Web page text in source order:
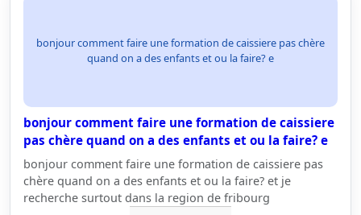
bonjour comment faire une formation de caissiere pas chère
quand on a des enfants et ou la faire? e
bonjour comment faire une formation de caissiere
pas chère quand on a des enfants et ou la faire? e
bonjour comment faire une formation de caissiere pas
chère quand on a des enfants et ou la faire? et je
recherche surtout dans la region de fribourg